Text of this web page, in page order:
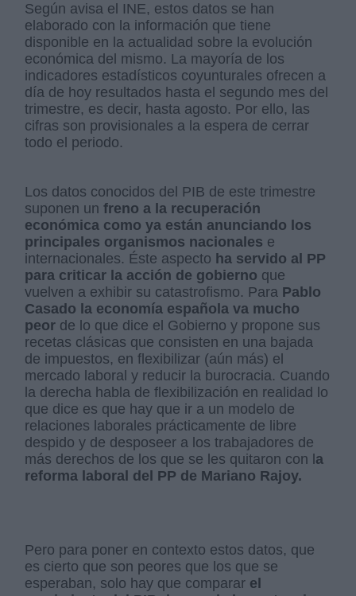
Según avisa el INE, estos datos se han
elaborado con la información que tiene
disponible en la actualidad sobre la evolución
económica del mismo. La mayoría de los
indicadores estadísticos coyunturales ofrecen a
día de hoy resultados hasta el segundo mes del
trimestre, es decir, hasta agosto. Por ello, las
cifras son provisionales a la espera de cerrar
todo el periodo.
Los datos conocidos del PIB de este trimestre
suponen un freno a la recuperación
económica como ya están anunciando los
principales organismos nacionales e
internacionales. Éste aspecto ha servido al PP
para criticar la acción de gobierno que
vuelven a exhibir su catastrofismo. Para Pablo
Casado la economía española va mucho
peor de lo que dice el Gobierno y propone sus
recetas clásicas que consisten en una bajada
de impuestos, en flexibilizar (aún más) el
mercado laboral y reducir la burocracia. Cuando
la derecha habla de flexibilización en realidad lo
que dice es que hay que ir a un modelo de
relaciones laborales prácticamente de libre
despido y de desposeer a los trabajadores de
más derechos de los que se les quitaron con l a
reforma laboral del PP de Mariano Rajoy.
Pero para poner en contexto estos datos, que
es cierto que son peores que los que se
esperaban, solo hay que comparar el